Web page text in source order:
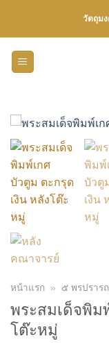
วัตถุม
หน้าแรก » ๕ พรปราร
พระสมเด็จพิม
โต๊ะหมู่